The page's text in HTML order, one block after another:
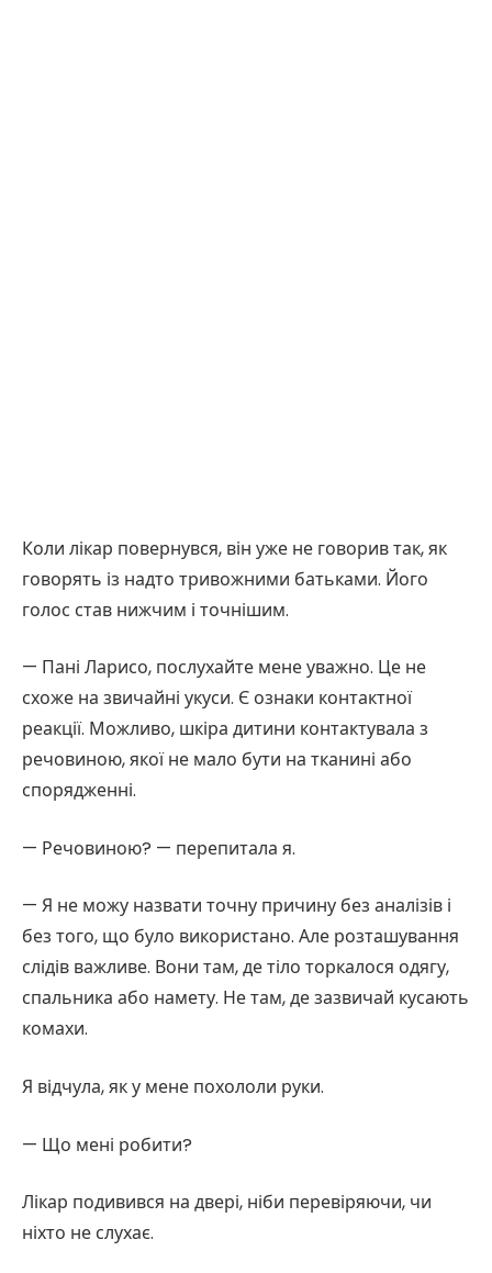
Коли лікар повернувся, він уже не говорив так, як
говорять із надто тривожними батьками. Його
голос став нижчим і точнішим.
— Пані Ларисо, послухайте мене уважно. Це не
схоже на звичайні укуси. Є ознаки контактної
реакції. Можливо, шкіра дитини контактувала з
речовиною, якої не мало бути на тканині або
спорядженні.
— Речовиною? — перепитала я.
— Я не можу назвати точну причину без аналізів і
без того, що було використано. Але розташування
слідів важливе. Вони там, де тіло торкалося одягу,
спальника або намету. Не там, де зазвичай кусають
комахи.
Я відчула, як у мене похололи руки.
— Що мені робити?
Лікар подивився на двері, ніби перевіряючи, чи
ніхто не слухає.